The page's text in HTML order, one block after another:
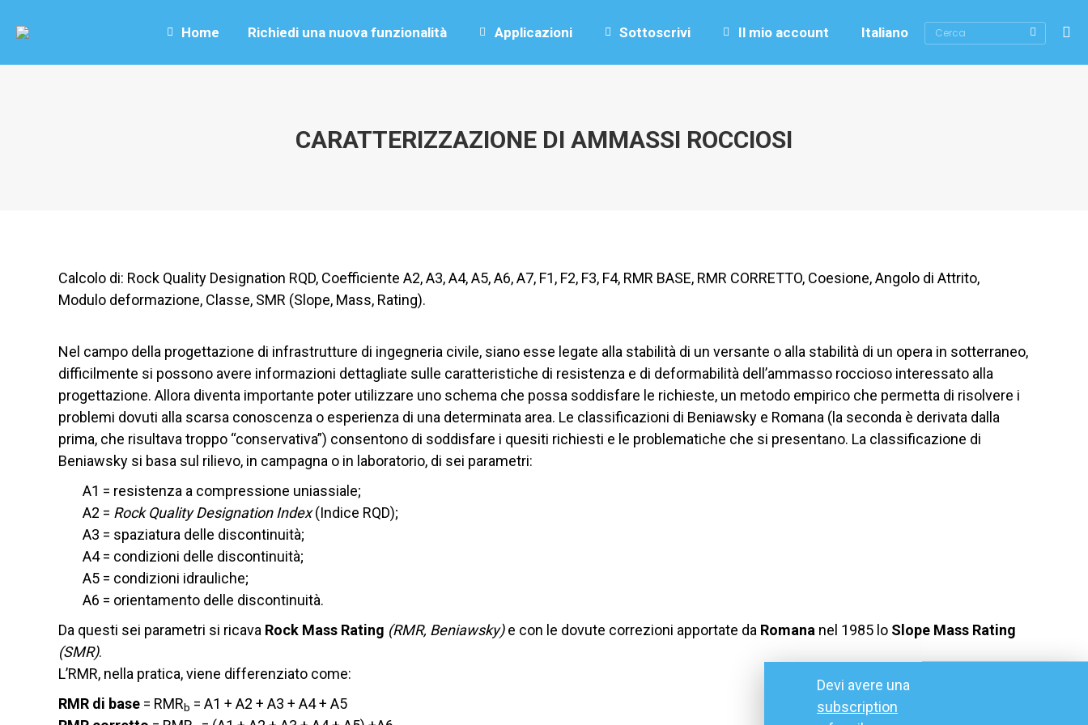
Home Richiedi una nuova funzionalità Applicazioni Sottoscrivi Il mio account Italiano Cerca
CARATTERIZZAZIONE DI AMMASSI ROCCIOSI
Calcolo di: Rock Quality Designation RQD, Coefficiente A2, A3, A4, A5, A6, A7, F1, F2, F3, F4, RMR BASE, RMR CORRETTO, Coesione, Angolo di Attrito,
Modulo deformazione, Classe, SMR (Slope, Mass, Rating).
Nel campo della progettazione di infrastrutture di ingegneria civile, siano esse legate alla stabilità di un versante o alla stabilità di un opera in sotterraneo,
difficilmente si possono avere informazioni dettagliate sulle caratteristiche di resistenza e di deformabilità dell’ammasso roccioso interessato alla
progettazione. Allora diventa importante poter utilizzare uno schema che possa soddisfare le richieste, un metodo empirico che permetta di risolvere i
problemi dovuti alla scarsa conoscenza o esperienza di una determinata area. Le classificazioni di Beniawsky e Romana (la seconda è derivata dalla
prima, che risultava troppo “conservativa”) consentono di soddisfare i quesiti richiesti e le problematiche che si presentano. La classificazione di
Beniawsky si basa sul rilievo, in campagna o in laboratorio, di sei parametri:
A1 = resistenza a compressione uniassiale;
A2 = Rock Quality Designation Index(Indice RQD);
A3 = spaziatura delle discontinuità;
A4 = condizioni delle discontinuità;
A5 = condizioni idrauliche;
A6 = orientamento delle discontinuità.
Da questi sei parametri si ricava Rock Mass Rating (RMR, Beniawsky)e con le dovute correzioni apportate da Romana nel 1985 lo Slope Mass Rating
(SMR).
L’RMR, nella pratica, viene differenziato come:
RMR di base = RMRb = A1 + A2 + A3 + A4 + A5
Devi avere una
subscription